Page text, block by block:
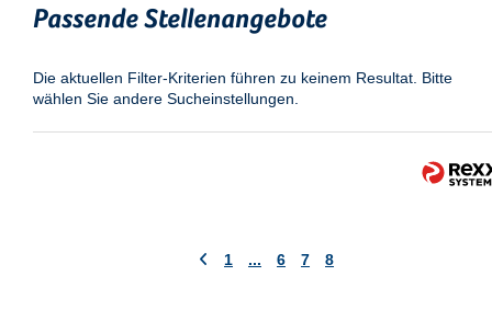
Hamburg
Heilbronn
Sonstiges
Passende Stellenangebote
Die aktuellen Filter-Kriterien führen zu keinem Resultat. Bitte
wählen Sie andere Sucheinstellungen.
1 ... 6 7 8